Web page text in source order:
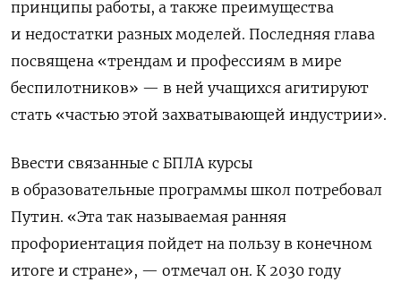
принципы работы, а также преимущества
и недостатки разных моделей. Последняя глава
посвящена «трендам и профессиям в мире
беспилотников» — в ней учащихся агитируют
стать «частью этой захватывающей индустрии».
Ввести связанные с БПЛА курсы
в образовательные программы школ потребовал
Путин. «Эта так называемая ранняя
профориентация пойдет на пользу в конечном
итоге и стране», — отмечал он. К 2030 году